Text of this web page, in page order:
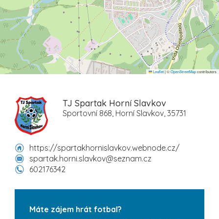
Leaflet|©OpenStreetMapcontributors
TJ Spartak Horní Slavkov
Sportovní 868, Horní Slavkov, 35731
https://spartakhornislavkov.webnode.cz/
spartak.horni.slavkov@seznam.cz
602176342
Máte zájem hrát fotbal?